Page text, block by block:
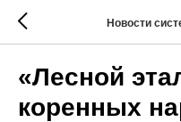
Новости
«Лесной
коренных